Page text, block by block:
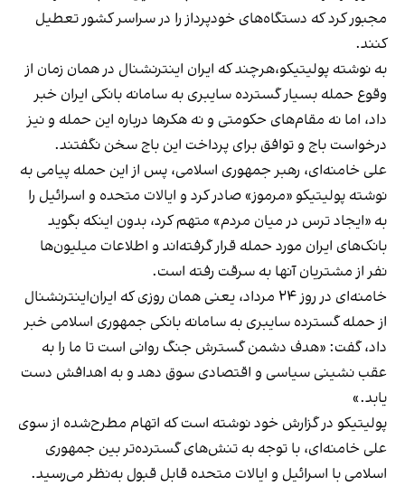
مجبور کرد که دستگاه‌های خودپرداز را در سراسر کشور تعطیل
کنند.
به نوشته پولیتیکو،‌هرچند که ایران اینترنشنال در همان زمان از
وقوع حمله بسیار گسترده سایبری به سامانه بانکی ایران خبر
داد، اما نه مقام‌های حکومتی و نه هکرها درباره این حمله و نیز
درخواست باج و توافق برای پرداخت این باج سخن نگفتند.
علی خامنه‌ای، رهبر جمهوری اسلامی، پس از این حمله پیامی به
نوشته پولیتیکو «مرموز» صادر کرد و ایالات متحده و اسرائیل را
به «ایجاد ترس در میان مردم» متهم کرد، بدون اینکه بگوید
بانک‌های ایران مورد حمله قرار گرفته‌اند و اطلاعات میلیون‌ها
نفر از مشتریان آنها به سرقت رفته است.
خامنه‌ای در روز ۲۴ مرداد، یعنی همان روزی که ایران‌اینترنشنال
از حمله گسترده سایبری به سامانه بانکی جمهوری اسلامی خبر
داد،گفت: «هدف دشمن گسترش جنگ روانی است تا ما را به
عقب نشینی سیاسی و اقتصادی سوق دهد و به اهدافش دست
یابد.»
پولیتیکو در گزارش خود نوشته است که اتهام مطرح‌شده از سوی
علی خامنه‌ای، با توجه به تنش‌های گسترده‌تر بین جمهوری
اسلامی با اسرائیل و ایالات متحده قابل قبول به‌نظر می‌رسید.